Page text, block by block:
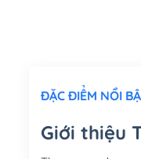
ĐẶC ĐIỂM NỔI
Giới thiệu